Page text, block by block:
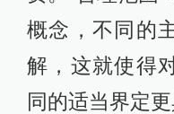
概念，不同的
解，这就使得
同的适当界定更